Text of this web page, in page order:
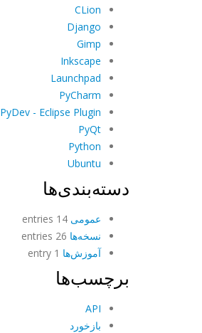
CLion
Django
Gimp
Inkscape
Launchpad
PyCharm
PyDev - Eclipse Plugin
PyQt
Python
Ubuntu
دسته‌بندی‌ها
عمومی
نسخه‌ها
آموزش‌ها
برچسب‌ها
API
بازخورد